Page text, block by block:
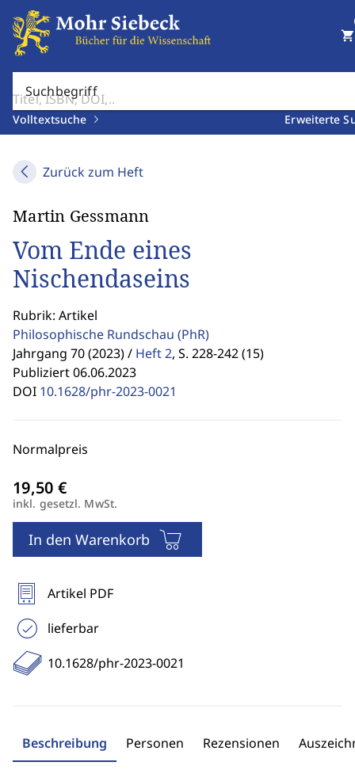
Suchbegriff
Volltextsuche Erweiterte
shopping_cart
Zurück zum Heft
Martin Gessmann
Vom Ende eines
Nischendaseins
Rubrik: Artikel
Philosophische Rundschau (PhR)
Jahrgang 70 (2023) / Heft 2, S. 228-242 (15)
Publiziert 06.06.2023
DOI 10.1628/phr-2023-0021
Normalpreis
inkl. gesetzl. MwSt.
In den Warenkorb
Artikel PDF
lieferbar
10.1628/phr-2023-0021
Beschreibung Personen Rezensionen